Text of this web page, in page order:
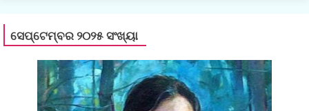
ସେପ୍ଟେମ୍ବର ୨୦୨୫ ସଂଖ୍ୟା